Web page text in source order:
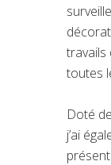
travails
toutes
Doté
j’ai